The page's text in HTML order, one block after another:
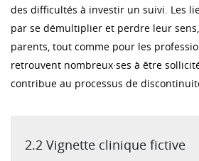
des difficultés à investir un suivi. Les
par se démultiplier et perdre leur
parents, tout comme pour les
retrouvent nombreux·ses à être
contribue au processus de
2.2 Vignette clinique fictive